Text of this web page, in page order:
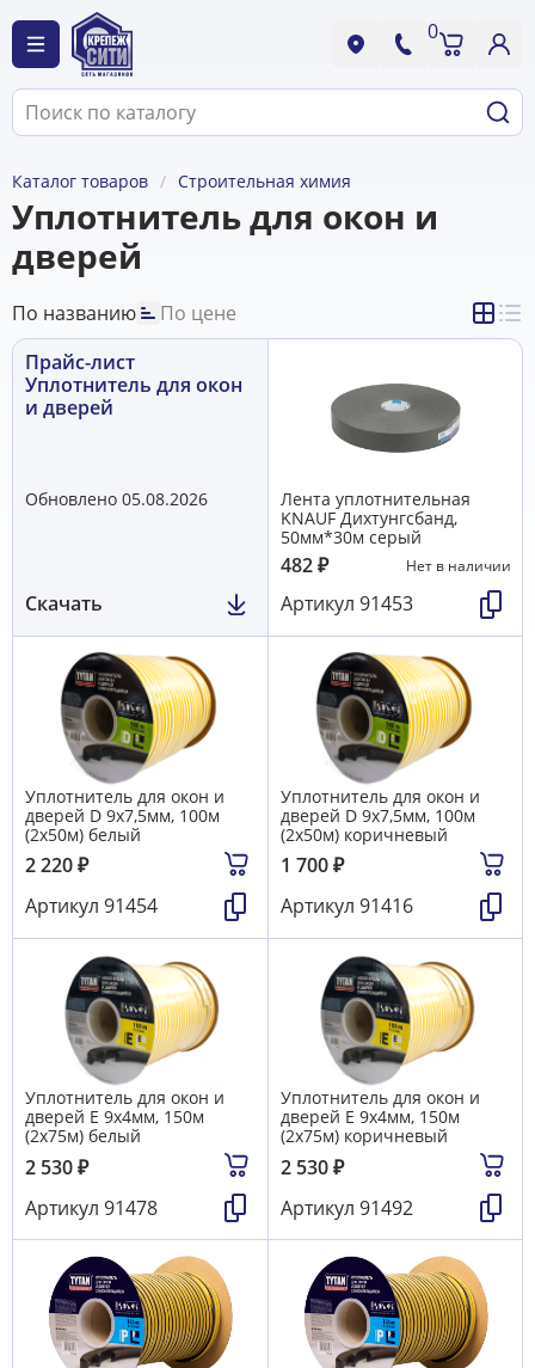
0
Каталог товаров Строительная химия
Уплотнитель для окон и
дверей
По названию
По цене
Прайс-лист
Уплотнитель для окон
и дверей
Обновлено 05.08.2026
Скачать
Лента уплотнительная
KNAUF Дихтунгсбанд,
50мм*30м серый
482₽ Нет в наличии
Артикул 91453
Уплотнитель для окон и
дверей D 9х7,5мм, 100м
(2х50м) белый
2 220₽
Артикул 91454
Уплотнитель для окон и
дверей D 9х7,5мм, 100м
(2х50м) коричневый
1 700₽
Артикул 91416
Уплотнитель для окон и
дверей E 9х4мм, 150м
(2х75м) белый
2 530₽
Артикул 91478
Уплотнитель для окон и
дверей E 9х4мм, 150м
(2х75м) коричневый
2 530₽
Артикул 91492